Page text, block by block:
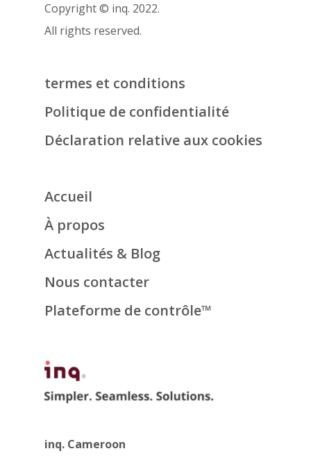
Copyright © inq. 2022.
All rights reserved.
termes et conditions
Politique de confidentialité
Déclaration relative aux cookies
Accueil
À propos
Actualités & Blog
Nous contacter
Plateforme de contrôle™
inq. Cameroon